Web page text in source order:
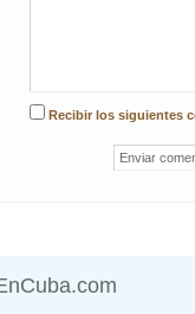
Recibir los siguientes